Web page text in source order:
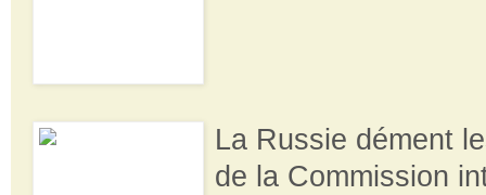
La Russie dément
de la Commission